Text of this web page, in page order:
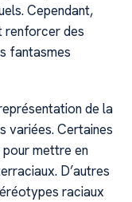
Cependant,
renforcer des
fantasmes
de la
variées. Certaines
mettre en
D’autres
raciaux